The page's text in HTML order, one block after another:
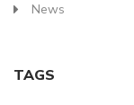
News
TAGS